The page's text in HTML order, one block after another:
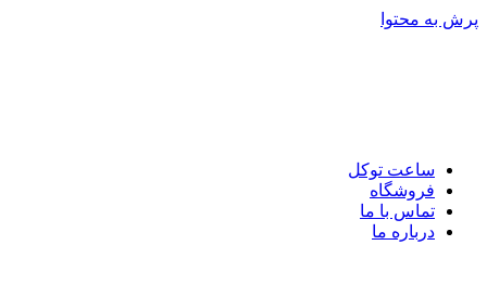
پرش به محتوا
ساعت توکل
فروشگاه
تماس با ما
درباره ما